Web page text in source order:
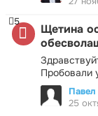
Щетина
Пробовали
5
Павел
25